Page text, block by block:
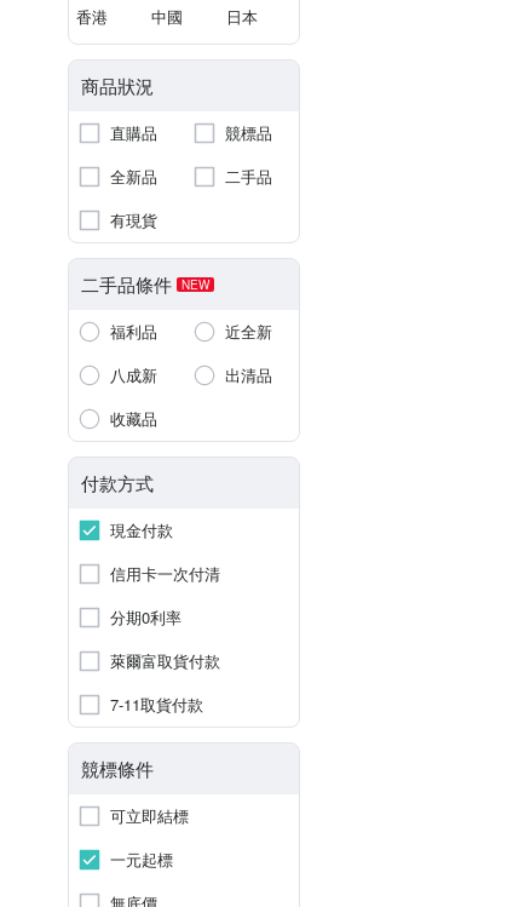
香港 中國 日本
商品狀況
直購品
競標品
全新品
二手品
有現貨
二手品條件 NEW
福利品
近全新
八成新
出清品
收藏品
付款方式
現金付款
信用卡一次付清
分期0利率
萊爾富取貨付款
7-11取貨付款
競標條件
可立即結標
一元起標